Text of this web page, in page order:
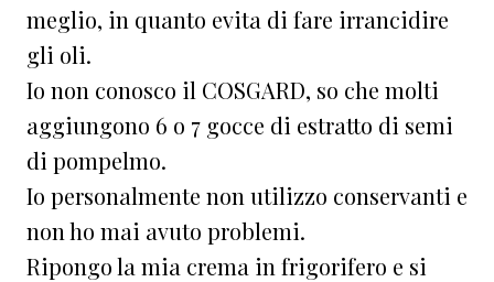
meglio, in quanto evita di fare irrancidire
gli oli.
Io non conosco il COSGARD, so che molti
aggiungono 6 o 7 gocce di estratto di semi
di pompelmo.
Io personalmente non utilizzo conservanti e
non ho mai avuto problemi.
Ripongo la mia crema in frigorifero e si